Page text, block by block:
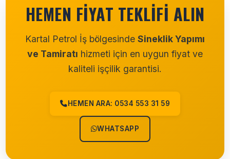
HEMEN FIYAT TEKLIFI ALIN
Kartal Petrol İş bölgesinde Sineklik Yapımı
ve Tamiratı hizmeti için en uygun fiyat ve
kaliteli işçilik garantisi.
HEMEN ARA: 0534 553 31 59
WHATSAPP